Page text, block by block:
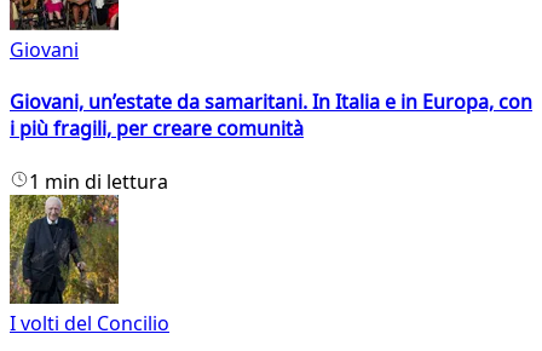
Giovani
Giovani, un’estate da samaritani. In Italia e in Europa, con
i più fragili, per creare comunità
1 min di lettura
I volti del Concilio